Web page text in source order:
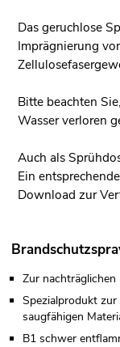
Das geruchlose
Imprägnierung
Bitte beachten
Wasser verloren
Auch als
Ein
Download zur
Zur
Spezialprodukt
saugfähigen
B1 schwer